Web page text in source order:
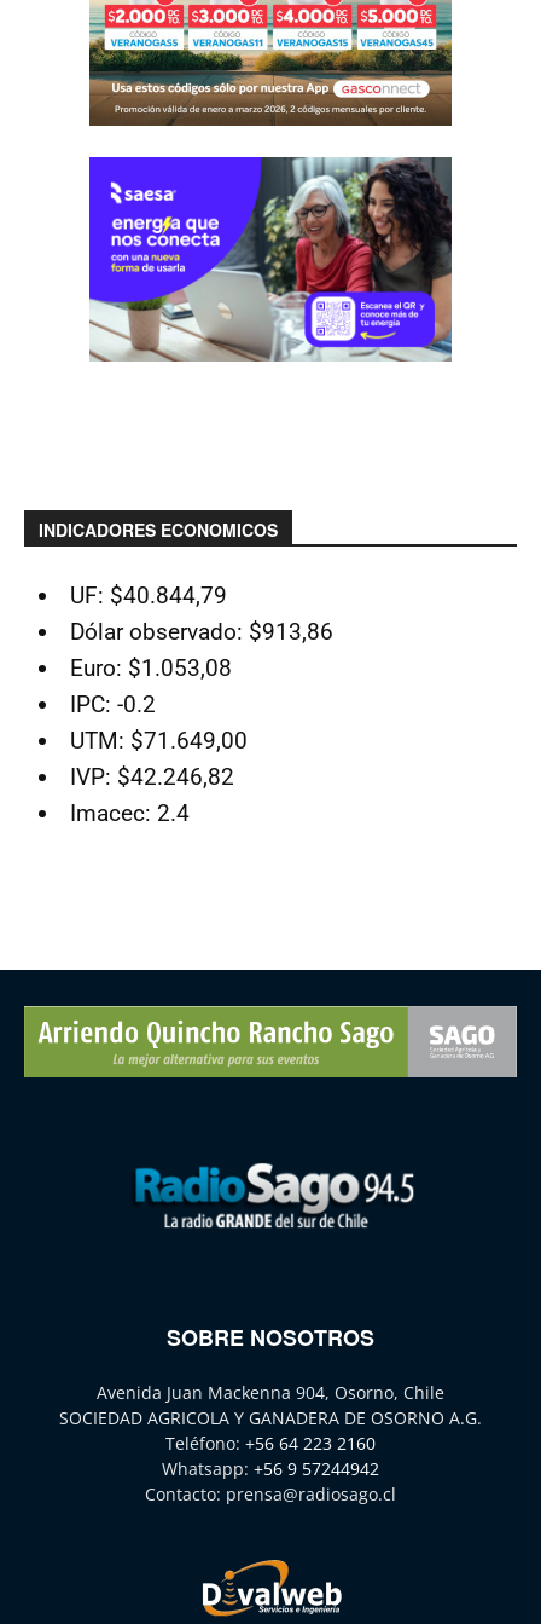
INDICADORES ECONOMICOS
UF: $40.844,79
Dólar observado: $913,86
Euro: $1.053,08
IPC: -0.2
UTM: $71.649,00
IVP: $42.246,82
Imacec: 2.4
SOBRE NOSOTROS
Avenida Juan Mackenna 904, Osorno, Chile
SOCIEDAD AGRICOLA Y GANADERA DE OSORNO A.G.
Teléfono: +56 64 223 2160
Whatsapp: +56 9 57244942
Contacto: prensa@radiosago.cl